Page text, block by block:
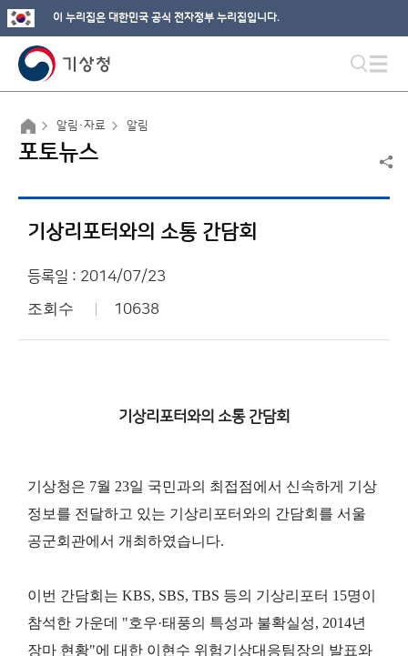
이 누리집은 대한민국 공식 전자정부 누리집입니다.
알림·자료 알림
포토뉴스
기상리포터와의 소통 간담회
등록일 : 2014/07/23
조회수 10638
기상리포터와의 소통 간담회
기상청은 7월 23일 국민과의 최접점에서 신속하게 기상
정보를 전달하고 있는 기상리포터와의 간담회를 서울
공군회관에서 개최하였습니다.
이번 간담회는 KBS, SBS, TBS 등의 기상리포터 15명이
참석한 가운데 "호우·태풍의 특성과 불확실성, 2014년
장마 현황"에 대한 이현수 위험기상대응팀장의 발표와